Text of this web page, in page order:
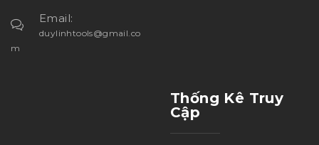
Email:
duylinhtools@gmail.co
m
Thống Kê Truy
Cập